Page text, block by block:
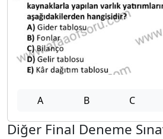
A B C
Diğer Final Deneme